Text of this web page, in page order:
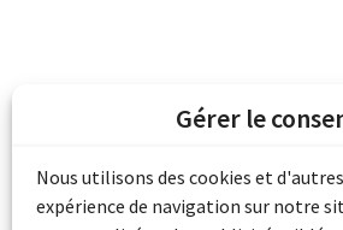
Gérer le
Nous utilisons des cookies et
expérience de navigation sur notre
Les archives du
grâce au
pour les collectivités
d'aide aux musées